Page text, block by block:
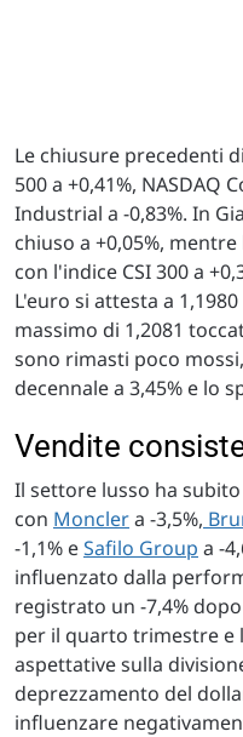
Le chiusure precedenti
500 a +0,41%, NASDAQ
Industrial a -0,83%. In
chiuso a +0,05%,
con l'indice CSI 300 a
L'euro si attesta a
massimo di 1,2081
sono rimasti poco
decennale a 3,45% e lo
Vendite
Il settore lusso ha
con Monclera -3,5%,
-1,1% eSafilo Group a -
influenzato dalla
registrato un -7,4%
per il quarto trimestre e
aspettative sulla
deprezzamento del
influenzare